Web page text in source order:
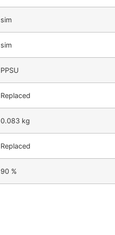
sim
sim
PPSU
Replaced
0.083 kg
Replaced
90 %